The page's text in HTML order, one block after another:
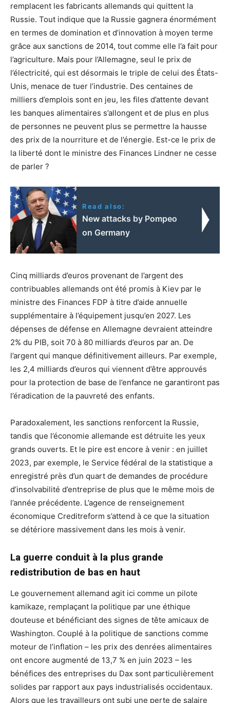
remplacent les fabricants allemands qui quittent la
Russie. Tout indique que la Russie gagnera énormément
en termes de domination et d’innovation à moyen terme
grâce aux sanctions de 2014, tout comme elle l’a fait pour
l’agriculture. Mais pour l’Allemagne, seul le prix de
l’électricité, qui est désormais le triple de celui des États-
Unis, menace de tuer l’industrie. Des centaines de
milliers d’emplois sont en jeu, les files d’attente devant
les banques alimentaires s’allongent et de plus en plus
de personnes ne peuvent plus se permettre la hausse
des prix de la nourriture et de l’énergie. Est-ce le prix de
la liberté dont le ministre des Finances Lindner ne cesse
de parler ?
Read also:
New attacks by Pompeo
on Germany
Cinq milliards d’euros provenant de l’argent des
contribuables allemands ont été promis à Kiev par le
ministre des Finances FDP à titre d’aide annuelle
supplémentaire à l’équipement jusqu’en 2027. Les
dépenses de défense en Allemagne devraient atteindre
2% du PIB, soit 70 à 80 milliards d’euros par an. De
l’argent qui manque définitivement ailleurs. Par exemple,
les 2,4 milliards d’euros qui viennent d’être approuvés
pour la protection de base de l’enfance ne garantiront pas
l’éradication de la pauvreté des enfants.
Paradoxalement, les sanctions renforcent la Russie,
tandis que l’économie allemande est détruite les yeux
grands ouverts. Et le pire est encore à venir : en juillet
2023, par exemple, le Service fédéral de la statistique a
enregistré près d’un quart de demandes de procédure
d’insolvabilité d’entreprise de plus que le même mois de
l’année précédente. L’agence de renseignement
économique Creditreform s’attend à ce que la situation
se détériore massivement dans les mois à venir.
La guerre conduit à la plus grande
redistribution de bas en haut
Le gouvernement allemand agit ici comme un pilote
kamikaze, remplaçant la politique par une éthique
douteuse et bénéficiant des signes de tête amicaux de
Washington. Couplé à la politique de sanctions comme
moteur de l’inflation – les prix des denrées alimentaires
ont encore augmenté de 13,7 % en juin 2023 – les
bénéfices des entreprises du Dax sont particulièrement
solides par rapport aux pays industrialisés occidentaux.
Alors que les travailleurs ont subi une perte de salaire